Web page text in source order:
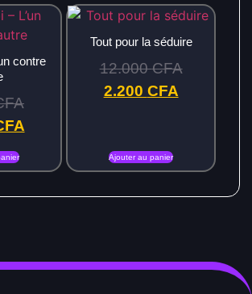
contre
Tout pour la séduire
12.000CFA
2.200 CFA
Ajouter au panier